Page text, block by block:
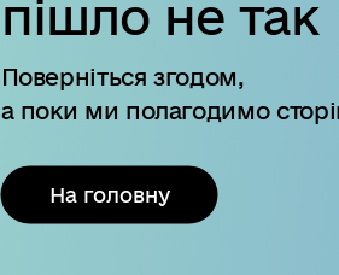
пішло не так
Поверніться згодом,
а поки ми полагодимо
На головну